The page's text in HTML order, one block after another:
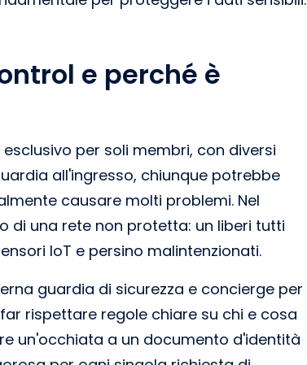
e perché è
per soli membri, con diversi
all'ingresso, chiunque potrebbe
causare molti problemi. Nel
di una rete non protetta: un liberi tutti
IoT e persino malintenzionati.
guardia di sicurezza e concierge per
rispettare regole chiare su chi e cosa
un'occhiata a un documento d'identità